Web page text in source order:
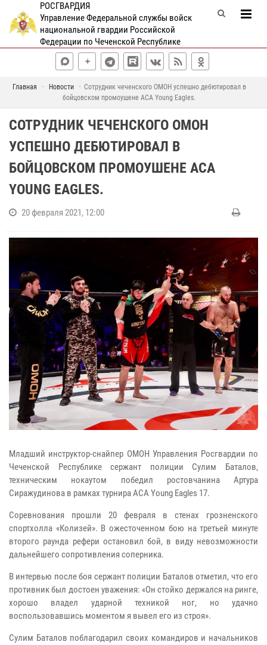
РОСГВАРДИЯ
Управление Федеральной службы войск
национальной гвардии Российской
Федерации по Чеченской Республике
Главная Новости
Сотрудник чеченского ОМОН успешно дебютировал в
бойцовском промоушене ACA Young Eagles.
СОТРУДНИК ЧЕЧЕНСКОГО ОМОН
УСПЕШНО ДЕБЮТИРОВАЛ В
БОЙЦОВСКОМ ПРОМОУШЕНЕ ACA
YOUNG EAGLES.
20 февраля 2021, 12:00
Младший инструктор-снайпер ОМОН Управления Росгвардии по
Чеченской Республике сержант полиции Сулим Баталов,
техническим нокаутом победил ростовчанина Артура
Сиражудинова в рамках турнира ACA Young Eagles 17.
Соревнования прошли 20 февраля в стенах грозненского
спортхолла «Колизей». В ожесточенном бою на третьей минуте
второго раунда рефери остановил бой, в виду невозможности
дальнейшего сопротивления соперника.
В интервью после боя сержант полиции Баталов отметил, что его
противник был достоен уважения: «Он стойко держался на ринге,
хорошо владел ударной техникой ног, но удачно
воспользовавшись моментом я вывел его из строя».
Сулим Баталов поблагодарил своих командиров и начальников